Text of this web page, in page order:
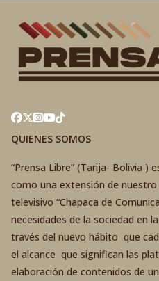
QUIENES SOMOS
“Prensa Libre” (Tarija- Bolivia
como una extensión de
televisivo “Chapaca de
necesidades de la sociedad en
través del nuevo hábito que
el alcance que significan las
elaboración de contenidos de